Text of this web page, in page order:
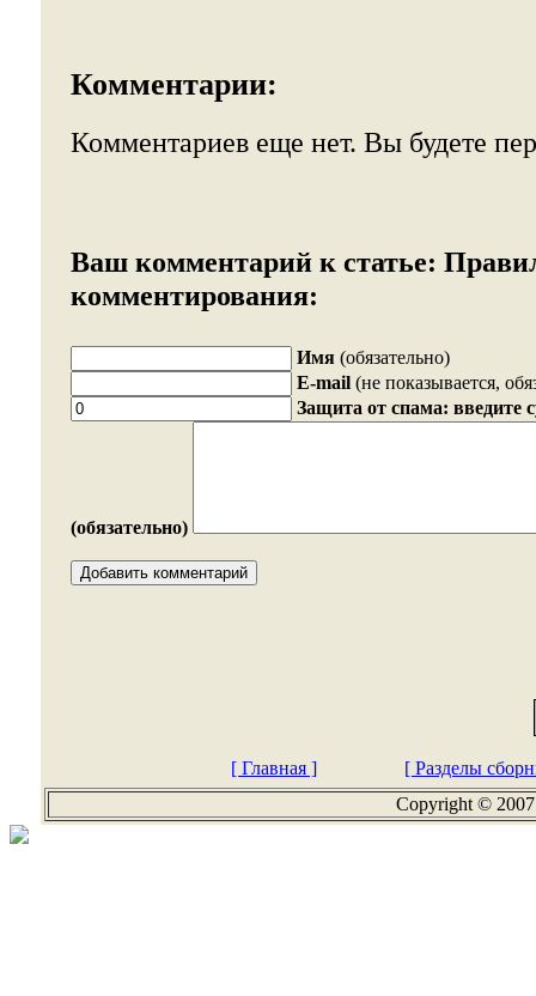
Комментарии:
Комментариев еще нет. Вы будете
Ваш комментарий к статье:
комментирования:
Имя (обязательно)
E-mail (не показывается,
Защита от спама: введите
(обязательно)
[ Главная ]
[ Разделы
Copyright ©